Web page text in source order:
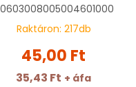
Raktáron: 217db
45,00 Ft
35,43 Ft + áfa